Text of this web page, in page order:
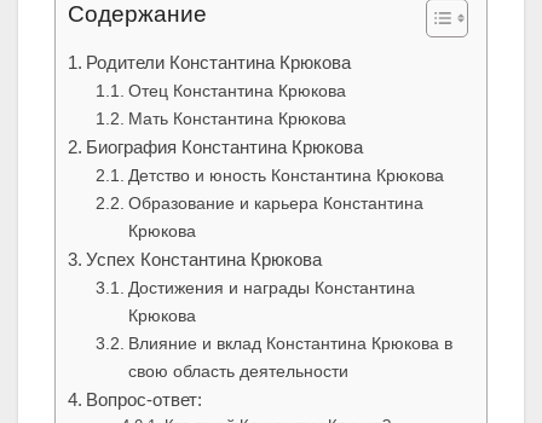
Содержание
Родители Константина Крюкова
Отец Константина Крюкова
Мать Константина Крюкова
Биография Константина Крюкова
Детство и юность Константина Крюкова
Образование и карьера Константина
Крюкова
Успех Константина Крюкова
Достижения и награды Константина
Крюкова
Влияние и вклад Константина Крюкова в
свою область деятельности
Вопрос-ответ: